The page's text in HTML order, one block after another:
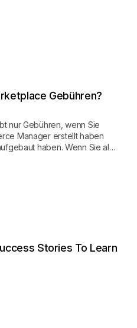
Gebühren?
nur Gebühren, wenn Sie
Manager erstellt haben
haben. Wenn Sie als
Stories To Learn